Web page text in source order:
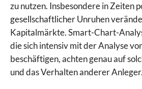
zu nutzen. Insbesondere in Zeiten
gesellschaftlicher Unruhen
Kapitalmärkte. Smart-Chart-
die sich intensiv mit der Analyse
beschäftigen, achten genau auf
und das Verhalten anderer Anleger.